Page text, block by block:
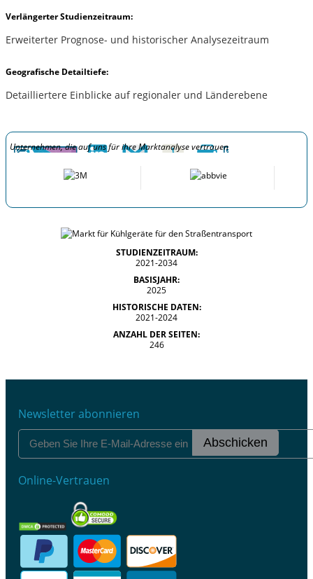
Verlängerter Studienzeitraum:
Erweiterter Prognose- und historischer Analysezeitraum
Geografische Detailtiefe:
Detailliertere Einblicke auf regionaler und Länderebene
Unternehmen, die auf uns für ihre Marktanalyse vertrauen
STUDIENZEITRAUM:
2021-2034
BASISJAHR:
2025
HISTORISCHE DATEN:
2021-2024
ANZAHL DER SEITEN:
246
Newsletter abonnieren
Abschicken
Online-Vertrauen